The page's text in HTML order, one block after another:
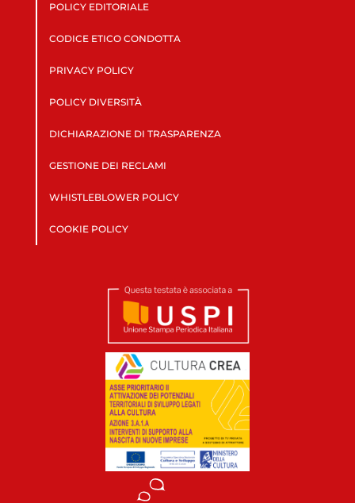
POLICY EDITORIALE
CODICE ETICO CONDOTTA
PRIVACY POLICY
POLICY DIVERSITÀ
DICHIARAZIONE DI TRASPARENZA
GESTIONE DEI RECLAMI
WHISTLEBLOWER POLICY
COOKIE POLICY